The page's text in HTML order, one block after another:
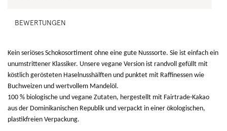
BEWERTUNGEN
Kein seriöses Schokosortiment ohne eine gute Nusssorte. Sie ist einfach ein
unumstrittener Klassiker. Unsere vegane Version ist randvoll gefüllt mit
köstlich gerösteten Haselnusshälften und punktet mit Raffinessen wie
Buchweizen und wertvollem Mandelöl.
100 % biologische und vegane Zutaten, hergestellt mit Fairtrade-Kakao
aus der Dominikanischen Republik und verpackt in einer ökologischen,
plastikfreien Verpackung.